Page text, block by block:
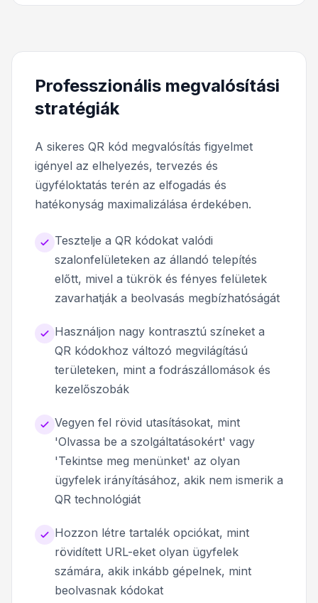
Professzionális megvalósítási
stratégiák
A sikeres QR kód megvalósítás figyelmet
igényel az elhelyezés, tervezés és
ügyféloktatás terén az elfogadás és
hatékonyság maximalizálása érdekében.
Tesztelje a QR kódokat valódi
szalonfelületeken az állandó telepítés
előtt, mivel a tükrök és fényes felületek
zavarhatják a beolvasás megbízhatóságát
Használjon nagy kontrasztú színeket a
QR kódokhoz változó megvilágítású
területeken, mint a fodrászállomások és
kezelőszobák
Vegyen fel rövid utasításokat, mint
'Olvassa be a szolgáltatásokért' vagy
'Tekintse meg menünket' az olyan
ügyfelek irányításához, akik nem ismerik a
QR technológiát
Hozzon létre tartalék opciókat, mint
rövidített URL-eket olyan ügyfelek
számára, akik inkább gépelnek, mint
beolvasnak kódokat